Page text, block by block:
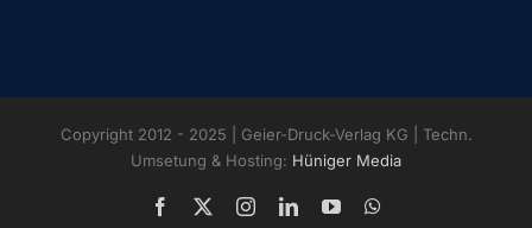
Copyright 2012 - 2025 | Geier-Druck-Verlag KG | Techn.
Umsetung & Hosting: Hüniger Media
Facebook InstagramLinkedInYouTube